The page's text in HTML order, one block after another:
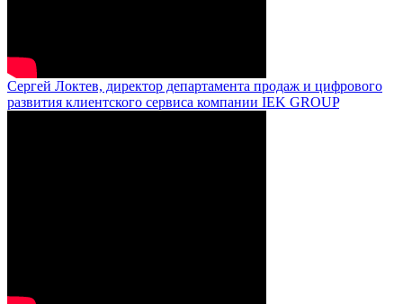
Сергей Локтев, директор департамента продаж и цифрового
развития клиентского сервиса компании IEK GROUP